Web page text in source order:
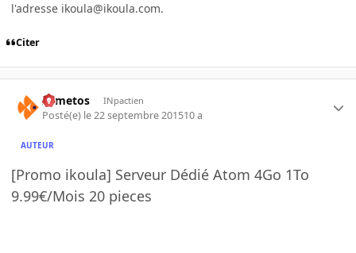
l'adresse ikoula@ikoula.com.
Citer
Armetos INpactien
Posté(e) le 22 septembre 201510 a
AUTEUR
[Promo ikoula] Serveur Dédié Atom 4Go 1To
9.99€/Mois 20 pieces